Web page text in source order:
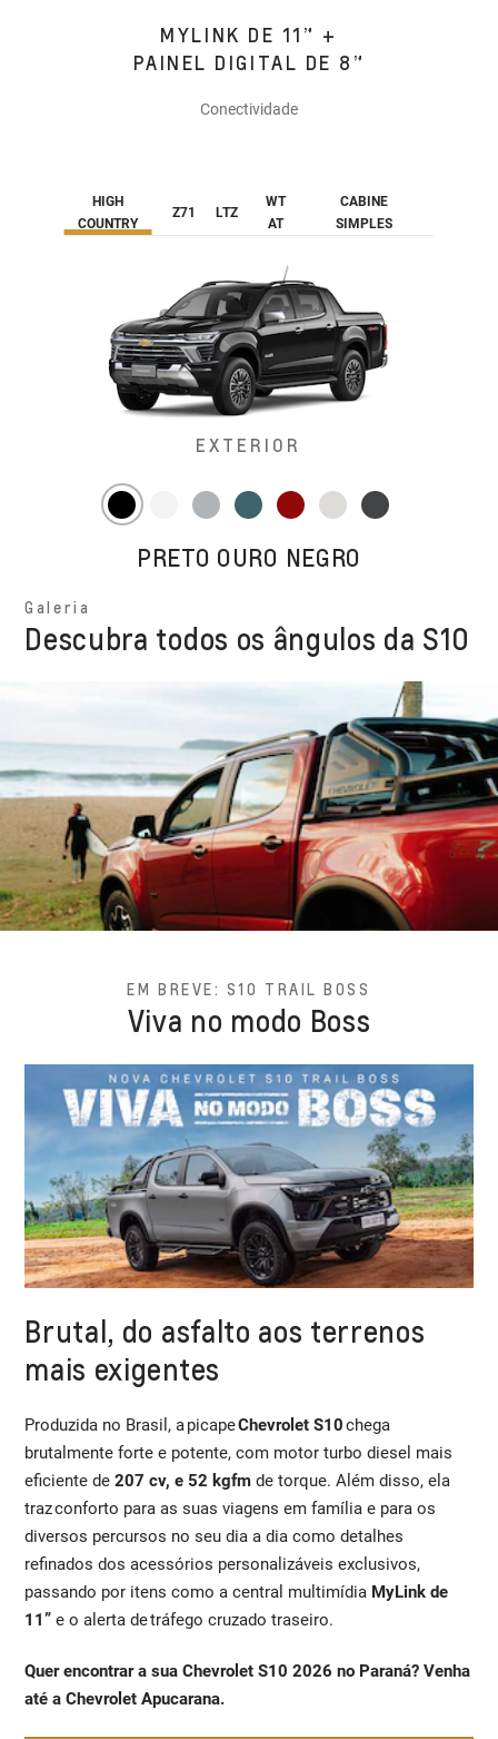
MYLINK DE 11” +
PAINEL DIGITAL DE 8”
Conectividade
HIGH
COUNTRY
Z71 LTZ
WT
AT
CABINE
SIMPLES
EXTERIOR
PRETO OURO NEGRO
Galeria
Descubra todos os ângulos da S10
EM BREVE: S10 TRAIL BOSS
Viva no modo Boss
Brutal, do asfalto aos terrenos
mais exigentes
Produzida no Brasil, a picapeChevrolet S10chega
brutalmente forte e potente, com motor turbo diesel mais
eficiente de207 cv, e 52 kgfm de torque. Além disso, ela
traz conforto para as suas viagens em família e para os
diversos percursos no seu dia a dia como detalhes
refinados dos acessórios personalizáveis exclusivos,
passando por itens como a central multimídia MyLink de
11” e o alerta de tráfego cruzado traseiro.
Quer encontrar a sua Chevrolet S10 2026 no Paraná? Venha
até a Chevrolet Apucarana.